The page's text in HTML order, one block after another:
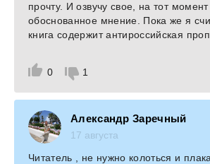
0 1
прочту. И озвучу свое, на тот
обоснованное мнение. Пока же я
книга содержит антироссийская
Александр Заречный
17 августа
Читатель , не нужно колоться и